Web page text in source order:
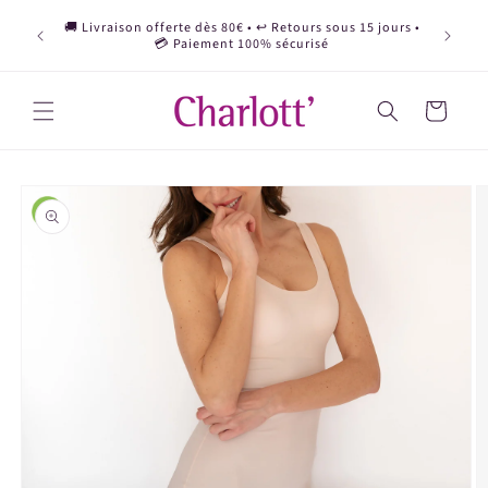
passer
au
🚚 Livraison offerte dès 80€ • ↩️ Retours sous 15 jours •
💳 Paiement 100% sécurisé
Panier
informations
produits